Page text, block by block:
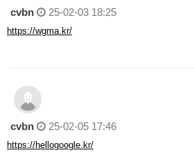
cvbn 25-02-03 18:25
https://wgma.kr/
cvbn 25-02-05 17:46
https://hellogoogle.kr/